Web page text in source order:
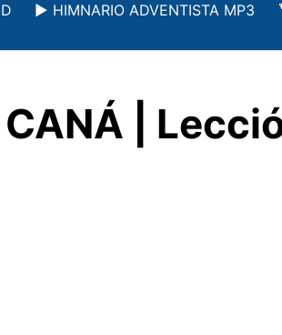
▶️ HIMNARIO ADVENTISTA MP3
CANÁ |